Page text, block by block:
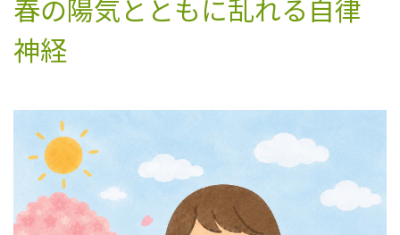
春の陽気とともに乱れる自律
神経